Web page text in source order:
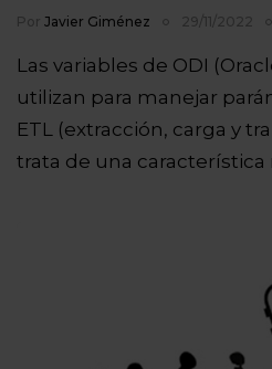
Por Javier Giménez 29/11/2022
Las variables de ODI
utilizan para manejar
ETL (extracción, carga y
trata de una característica